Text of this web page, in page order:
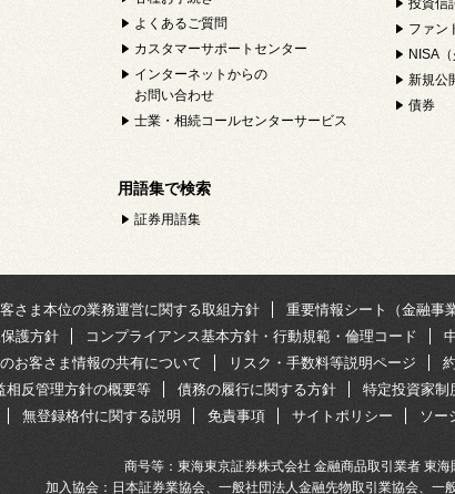
よくあるご質問
カスタマーサポートセンター
インターネットからの
お問い合わせ
士業・相続コールセンターサービス
用語集で検索
証券用語集
投資信
ファン
NISA
新規公
債券
さま本位の業務運営に関する取組方針 重要情報シート（金融事
護方針
コンプライアンス基本方針・行動規範・倫理コード
お客さま情報の共有について
リスク・手数料等説明ページ
相反管理方針の概要等
債務の履行に関する方針 特定投資家制
無登録格付に関する説明
免責事項 サイトポリシー ソー
商号等：東海東京証券株式会社 金融商品取引業者 東
加入協会：日本証券業協会、一般社団法人金融先物取引業協会、一